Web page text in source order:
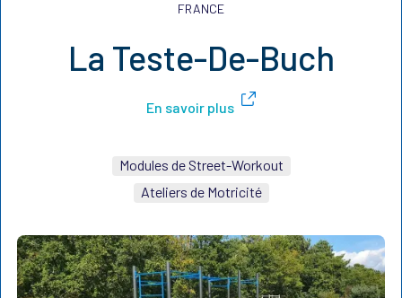
FRANCE
La Teste-De-Buch
En savoir plus
Modules de Street-Workout
Ateliers de Motricité